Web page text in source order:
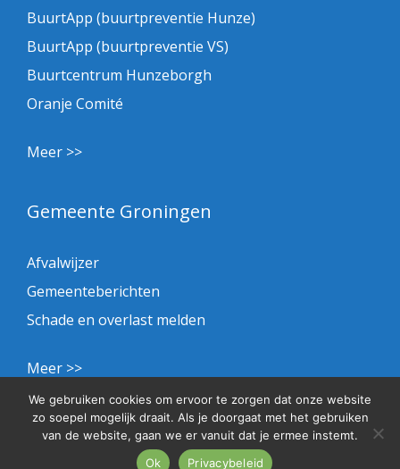
BuurtApp (buurtpreventie Hunze)
BuurtApp (buurtpreventie VS)
Buurtcentrum Hunzeborgh
Oranje Comité
Meer >>
Gemeente Groningen
Afvalwijzer
Gemeenteberichten
Schade en overlast melden
Meer >>
Privacybeleid
© 2026 BHS
We gebruiken cookies om ervoor te zorgen dat onze website
zo soepel mogelijk draait. Als je doorgaat met het gebruiken
van de website, gaan we er vanuit dat je ermee instemt.
Ok
Privacybeleid